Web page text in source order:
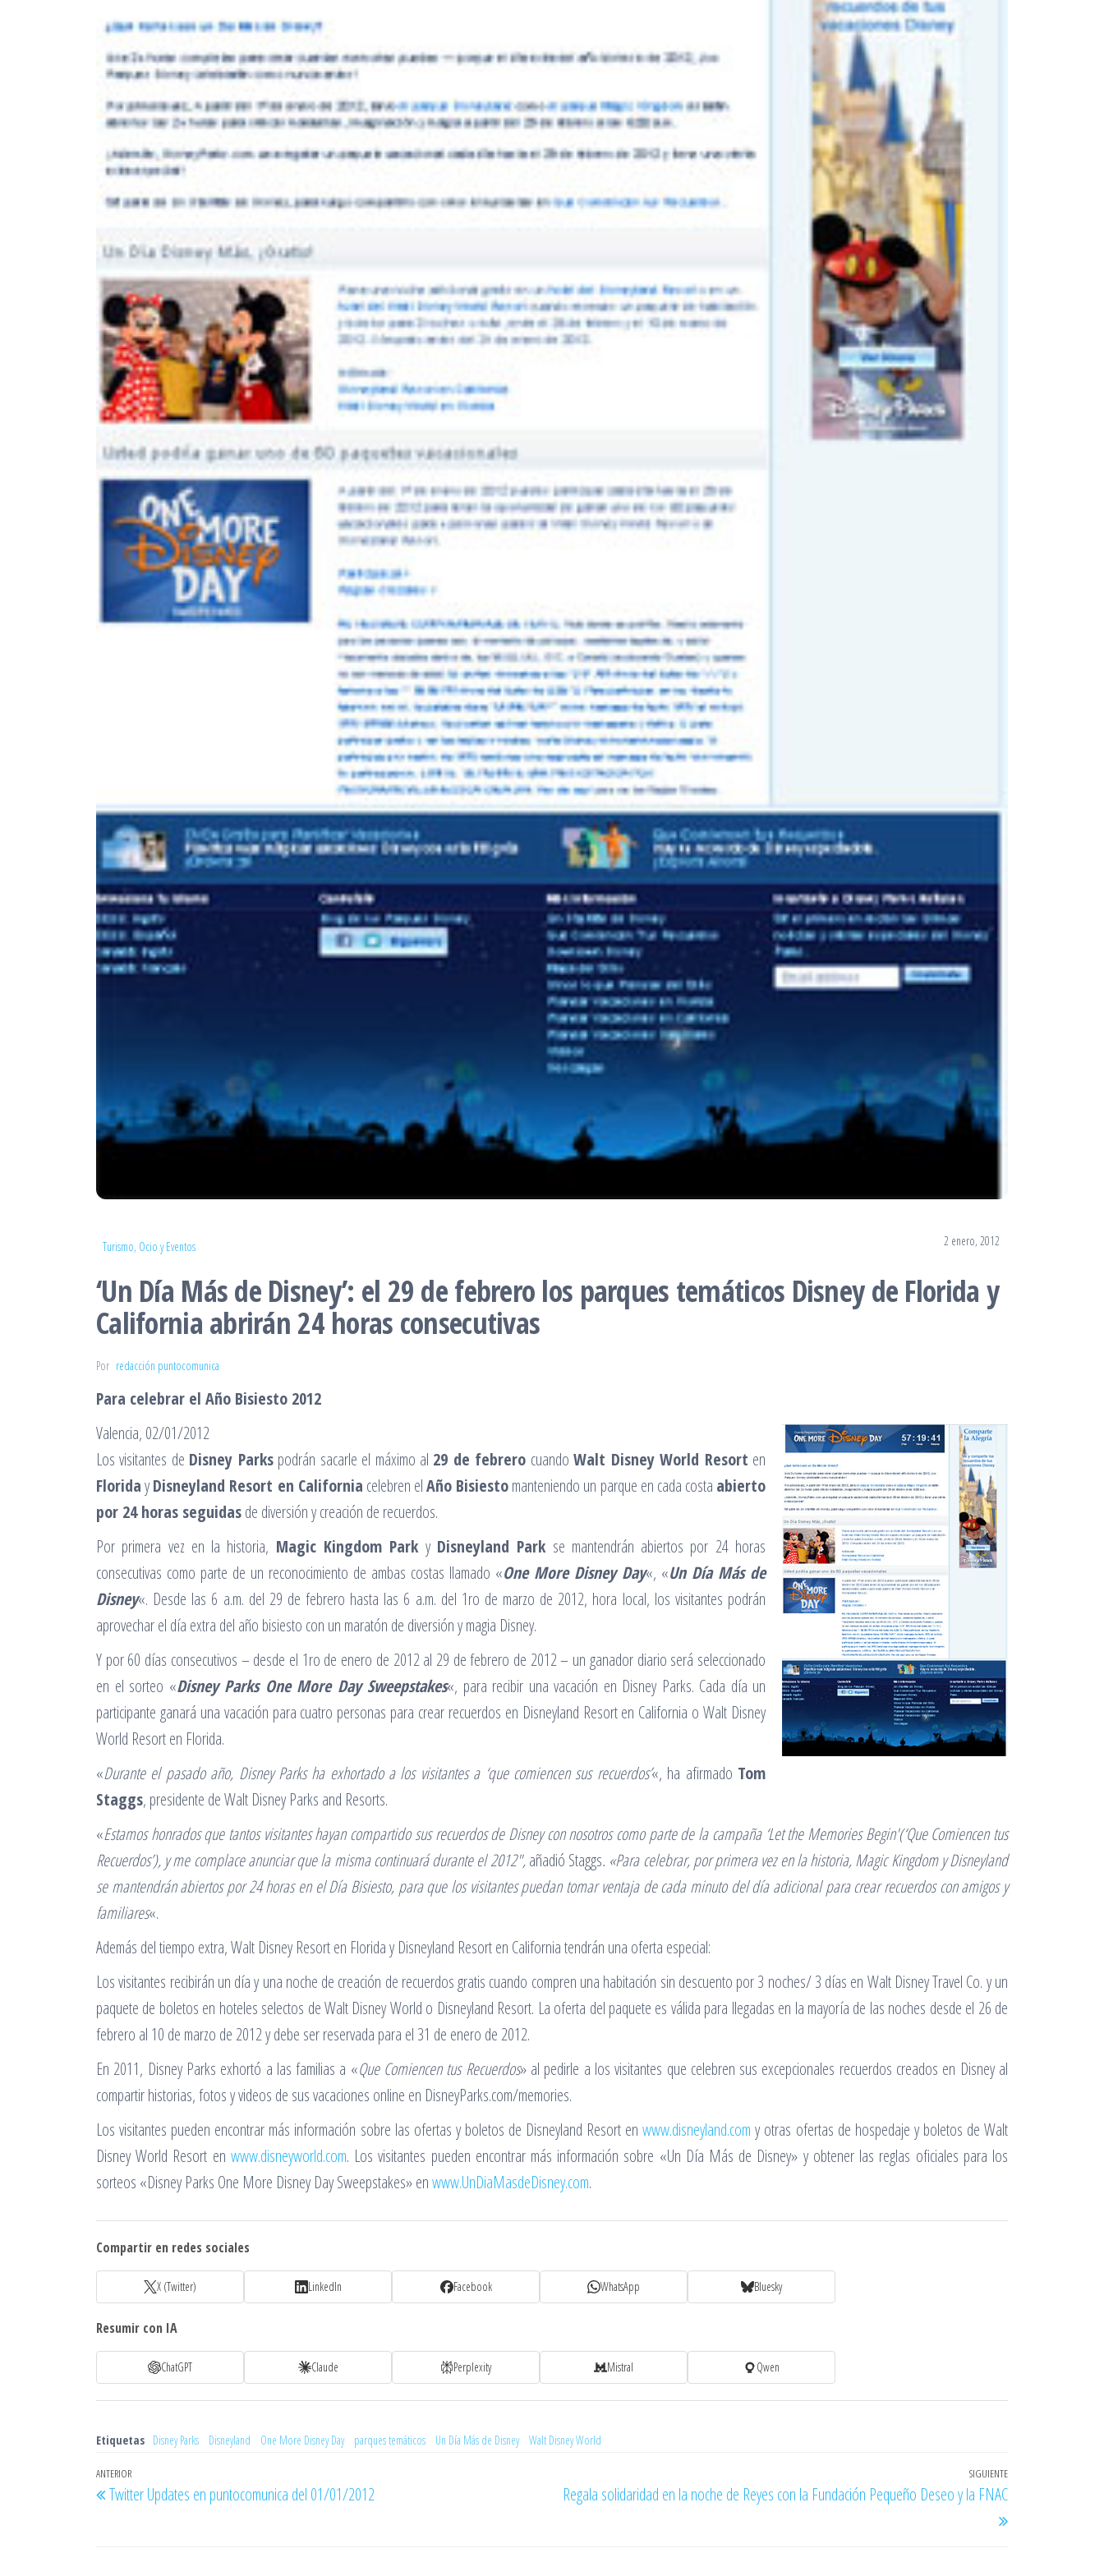
Turismo, Ocio y Eventos 2 enero, 2012
‘Un Día Más de Disney’: el 29 de febrero los parques temáticos Disney de Florida y
California abrirán 24 horas consecutivas
Por redacción puntocomunica
Para celebrar el Año Bisiesto 2012
Valencia, 02/01/2012
Los visitantes de Disney Parkspodrán sacarle el máximo al 29 de febrero cuandoWalt Disney World Resort en
FloridayDisneyland Resort en California celebren elAño Bisiestomanteniendo un parque en cada costa abierto
por 24 horas seguidasde diversión y creación de recuerdos.
Por primera vez en la historia, Magic Kingdom Parky Disneyland Parkse mantendrán abiertos por 24 horas
consecutivas como parte de un reconocimiento de ambas costas llamado «One More Disney Day«, «Un Día Más de
Disney«. Desde las 6 a.m. del 29 de febrero hasta las 6 a.m. del 1ro de marzo de 2012, hora local, los visitantes podrán
aprovechar el día extra del año bisiesto con un maratón de diversión y magia Disney.
Y por 60 días consecutivos – desde el 1ro de enero de 2012 al 29 de febrero de 2012 – un ganador diario será seleccionado
en el sorteo «Disney Parks One More Day Sweepstakes«, para recibir una vacación en Disney Parks. Cada día un
participante ganará una vacación para cuatro personas para crear recuerdos en Disneyland Resort en California o Walt Disney
World Resort en Florida.
«Durante el pasado año, Disney Parks ha exhortado a los visitantes a ‘que comiencen sus recuerdos’«, ha afirmado Tom
Staggs, presidente de Walt Disney Parks and Resorts.
«Estamos honrados que tantos visitantes hayan compartido sus recuerdos de Disney con nosotros como parte de la campaña ‘Let the Memories Begin'(‘Que Comiencen tus
Recuerdos’), y me complace anunciar que la misma continuará durante el 2012″,añadió Staggs. «Para celebrar, por primera vez en la historia, Magic Kingdom y Disneyland
se mantendrán abiertos por 24 horas en el Día Bisiesto, para que los visitantes puedan tomar ventaja de cada minuto del día adicional para crear recuerdos con amigos y
familiares«.
Además del tiempo extra, Walt Disney Resort en Florida y Disneyland Resort en California tendrán una oferta especial:
Los visitantes recibirán un día y una noche de creación de recuerdos gratis cuando compren una habitación sin descuento por 3 noches/ 3 días en Walt Disney Travel Co. y un
paquete de boletos en hoteles selectos de Walt Disney World o Disneyland Resort. La oferta del paquete es válida para llegadas en la mayoría de las noches desde el 26 de
febrero al 10 de marzo de 2012 y debe ser reservada para el 31 de enero de 2012.
En 2011, Disney Parks exhortó a las familias a «Que Comiencen tus Recuerdos» al pedirle a los visitantes que celebren sus excepcionales recuerdos creados en Disney al
compartir historias, fotos y videos de sus vacaciones online en DisneyParks.com/memories.
Los visitantes pueden encontrar más información sobre las ofertas y boletos de Disneyland Resort enwww.disneyland.com y otras ofertas de hospedaje y boletos de Walt
Disney World Resort en www.disneyworld.com. Los visitantes pueden encontrar más información sobre «Un Día Más de Disney» y obtener las reglas oficiales para los
sorteos «Disney Parks One More Disney Day Sweepstakes» enwww.UnDiaMasdeDisney.com.
Compartir en redes sociales
X (Twitter) LinkedIn Facebook WhatsApp Bluesky
Resumir con IA
ChatGPT Claude Perplexity Mistral Qwen
Etiquetas Disney Parks Disneyland One More Disney Day parques temáticos Un Día Más de Disney Walt Disney World
Navegación
de
Entrada
anterior
ANTERIOR
Twitter Updates en puntocomunica del 01/01/2012
Entrada
siguiente
SIGUIENTE
Regala solidaridad en la noche de Reyes con la Fundación Pequeño Deseo y la FNAC